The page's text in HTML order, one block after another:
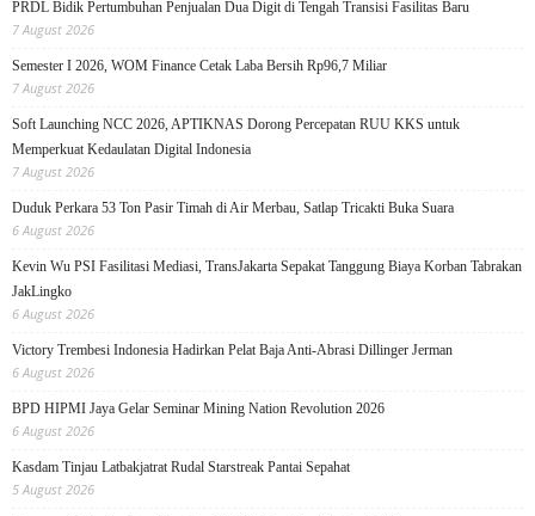
PRDL Bidik Pertumbuhan Penjualan Dua Digit di Tengah Transisi Fasilitas Baru
7 August 2026
Semester I 2026, WOM Finance Cetak Laba Bersih Rp96,7 Miliar
7 August 2026
Soft Launching NCC 2026, APTIKNAS Dorong Percepatan RUU KKS untuk
Memperkuat Kedaulatan Digital Indonesia
7 August 2026
Duduk Perkara 53 Ton Pasir Timah di Air Merbau, Satlap Tricakti Buka Suara
6 August 2026
Kevin Wu PSI Fasilitasi Mediasi, TransJakarta Sepakat Tanggung Biaya Korban Tabrakan
JakLingko
6 August 2026
Victory Trembesi Indonesia Hadirkan Pelat Baja Anti-Abrasi Dillinger Jerman
6 August 2026
BPD HIPMI Jaya Gelar Seminar Mining Nation Revolution 2026
6 August 2026
Kasdam Tinjau Latbakjatrat Rudal Starstreak Pantai Sepahat
5 August 2026